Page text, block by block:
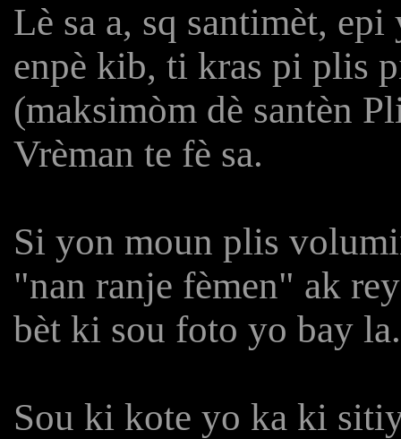
Lè sa a, sq santimèt,
enpè kib, ti kras pi plis
(maksimòm dè santèn
Vrèman te fè sa.
Si yon moun plis
"nan ranje fèmen" ak
bèt ki sou foto yo bay la.
Sou ki kote yo ka ki